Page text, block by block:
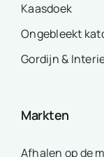
Kaasdoek
Ongebleekt
Gordijn &
Markten
Afhalen op de